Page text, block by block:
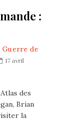
:
Guerre de
17 avril
des
Brian
la